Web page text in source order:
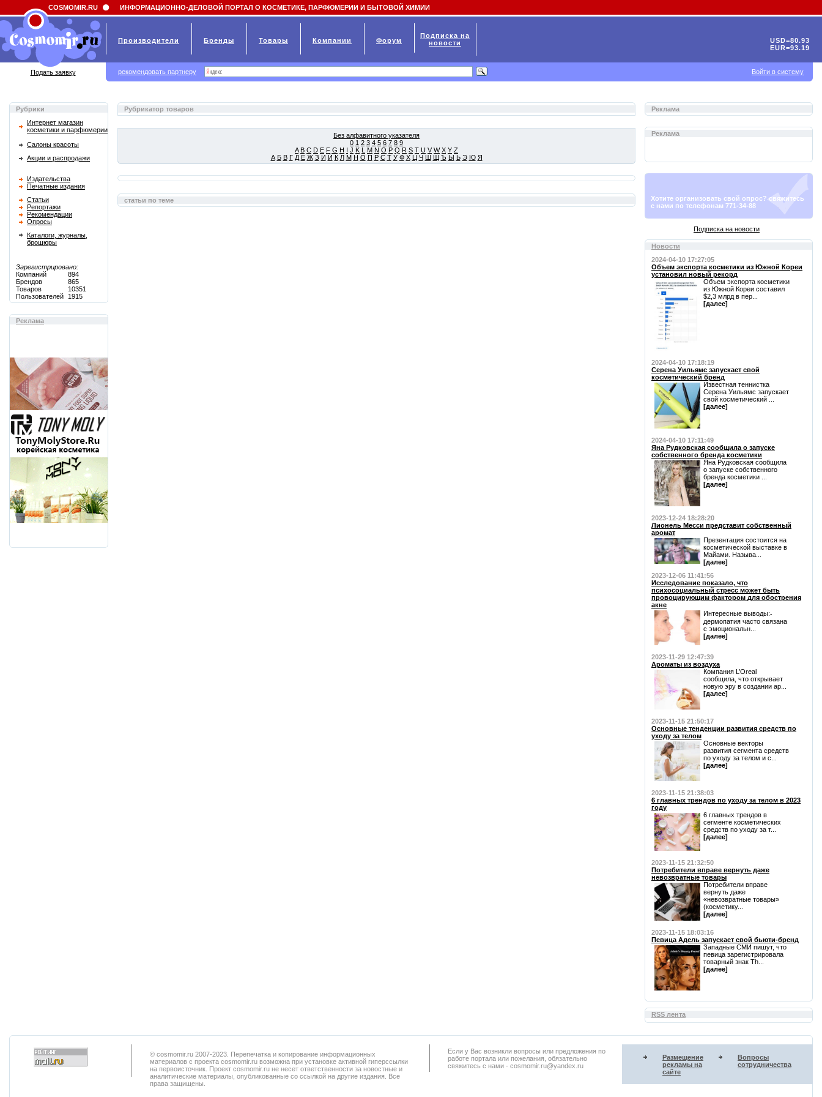
Field 'news_title' doesn't have a default value
Рубрики
Интернет магазин
косметики и парфюмерии
Салоны красоты
Акции и распродажи
Издательства
Печатные издания
Статьи
Репортажи
Рекомендации
Опросы
Каталоги, журналы,
брошюры
Зарегистрировано:
Компаний
894
Брендов
865
Товаров
10351
Пользователей
1915
Реклама
Рубрикатор товаров
Без алфавитного указателя
0 1 2 3 4 5 6 7 8 9
A B C D E F G H I J K L M N O P Q R S T U V W X Y Z
А Б В Г Д Е Ж З И Й К Л М Н О П Р С Т У Ф Х Ц Ч Ш Щ Ъ Ы Ь Э Ю Я
статьи по теме
Реклама
Реклама
Хотите организовать свой опрос? свяжитесь
с нами по телефонам 771-34-88
Подписка на новости
Новости
2024-04-10 17:27:05
Объем экспорта косметики из Южной Кореи
установил новый рекорд
Объем экспорта косметики
из Южной Кореи составил
$2,3 млрд в пер...
[далее]
2024-04-10 17:18:19
Серена Уильямс запускает свой
косметический бренд
Известная теннистка
Серена Уильямс запускает
свой косметический ...
[далее]
2024-04-10 17:11:49
Яна Рудковская сообщила о запуске
собственного бренда косметики
Яна Рудковская сообщила
о запуске собственного
бренда косметики ...
[далее]
2023-12-24 18:28:20
Лионель Месси представит собственный
аромат
Презентация состоится на
косметической выставке в
Майами. Называ...
[далее]
2023-12-06 11:41:56
Исследование показало, что
психосоциальный стресс может быть
провоцирующим фактором для обострения
акне
Интересные выводы:⁃
дермопатия часто связана
с эмоциональн...
[далее]
2023-11-29 12:47:39
Ароматы из воздуха
Компания L’Oreal
сообщила, что открывает
новую эру в создании ар...
[далее]
2023-11-15 21:50:17
Основные тенденции развития средств по
уходу за телом
Основные векторы
развития сегмента средств
по уходу за телом и с...
[далее]
2023-11-15 21:38:03
6 главных трендов по уходу за телом в 2023
году
6 главных трендов в
сегменте косметических
средств по уходу за т...
[далее]
2023-11-15 21:32:50
Потребители вправе вернуть даже
невозвратные товары
Потребители вправе
вернуть даже
«невозвратные товары»
(косметику...
[далее]
2023-11-15 18:03:16
Певица Адель запускает свой бьюти-бренд
Западные СМИ пишут, что
певица зарегистрировала
товарный знак Th...
[далее]
RSS лента
© cosmomir.ru 2007-2023. Перепечатка и копирование информационных
материалов с проекта cosmomir.ru возможна при установке активной гиперссылки
на первоисточник. Проект cosmomir.ru не несет ответственности за новостные и
аналитические материалы, опубликованные со ссылкой на другие издания. Все
права защищены.
Если у Вас возникли вопросы или предложения по
работe портала или пожелания, обязательно
свяжитесь с нами - cosmomir.ru@yandex.ru
Размещение
рекламы на
сайте
Вопросы
сотрудничества
COSMOMIR.RU ИНФОРМАЦИОННО-ДЕЛОВОЙ ПОРТАЛ О КОСМЕТИКЕ, ПАРФЮМЕРИИ И БЫТОВОЙ ХИМИИ
Производители Бренды Товары Компании Форум
Подписка на
новости
USD=80.93
EUR=93.19
Подать заявку рекомендовать партнеру Войти в систему